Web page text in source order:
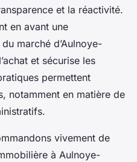
et la réactivité.
en avant une
marché d’Aulnoye-
et sécurise les
permettent
notamment en matière de
vivement de
à Aulnoye-